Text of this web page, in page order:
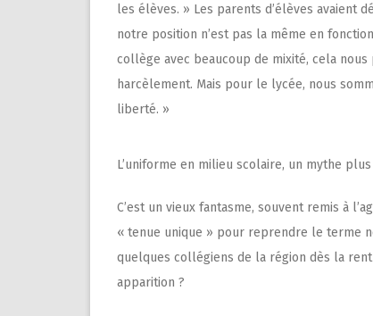
les élèves. » Les parents d’élèves avaient
notre position n’est pas la même en
collège avec beaucoup de mixité, cela
harcèlement. Mais pour le lycée, nous
liberté. »
L’uniforme en milieu scolaire, un mythe
C’est un vieux fantasme, souvent remis à
« tenue unique » pour reprendre le terme
quelques collégiens de la région dès la
apparition ?